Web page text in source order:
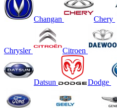
Changan Chery
Chrysler Citroen
Datsun Dodge